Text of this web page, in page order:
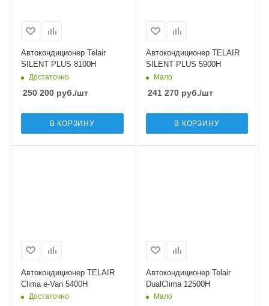
Автокондиционер Telair
SILENT PLUS 8100H
Достаточно
250 200 руб./шт
В КОРЗИНУ
Автокондиционер TELAIR
SILENT PLUS 5900H
Мало
241 270руб./шт
В КОРЗИНУ
Автокондиционер TELAIR
Clima e-Van 5400H
Достаточно
Автокондиционер Telair
DualClima 12500H
Мало